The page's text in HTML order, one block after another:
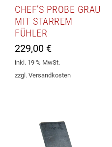
CHEF’S PROBE GRAU
MIT STARREM
FÜHLER
229,00 €
inkl. 19 % MwSt.
zzgl. Versandkosten